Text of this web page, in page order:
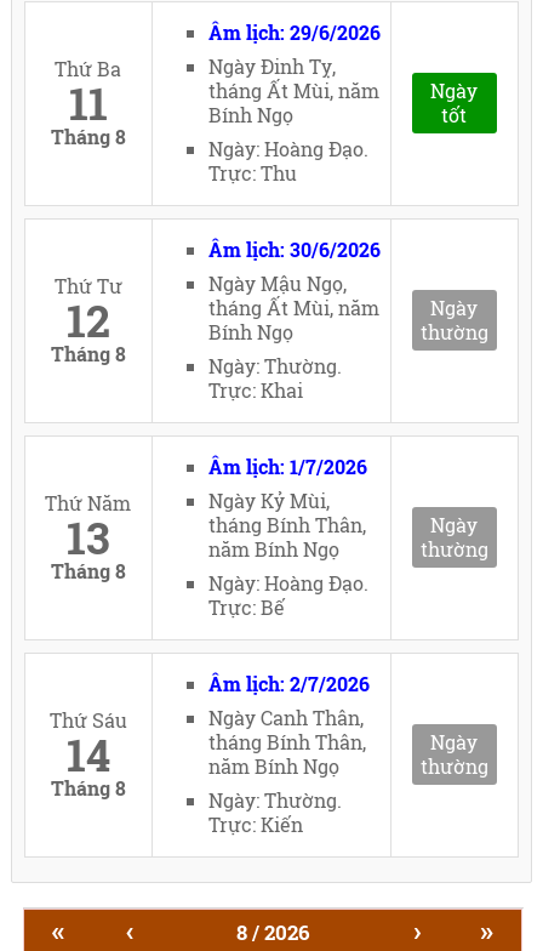
Thứ Ba
11
Tháng 8
Âm lịch: 29/6/2026
Ngày Đinh Tỵ,
tháng Ất Mùi, năm
Bính Ngọ
Ngày: Hoàng Đạo.
Trực: Thu
Ngày
tốt
Thứ Tư
12
Tháng 8
Âm lịch: 30/6/2026
Ngày Mậu Ngọ,
tháng Ất Mùi, năm
Bính Ngọ
Ngày: Thường.
Trực: Khai
Ngày
thường
Thứ Năm
13
Tháng 8
Âm lịch: 1/7/2026
Ngày Kỷ Mùi,
tháng Bính Thân,
năm Bính Ngọ
Ngày: Hoàng Đạo.
Trực: Bế
Ngày
thường
Thứ Sáu
14
Tháng 8
Âm lịch: 2/7/2026
Ngày Canh Thân,
tháng Bính Thân,
năm Bính Ngọ
Ngày: Thường.
Trực: Kiến
Ngày
thường
« ‹ 8 / 2026 › »